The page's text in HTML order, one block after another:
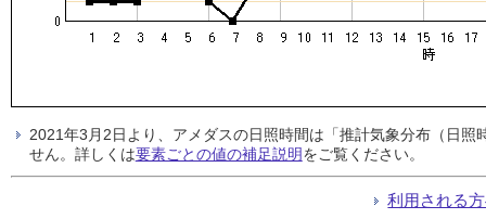
2021年3月2日より、アメダスの日照時間は「推計気象分布（日
せん。詳しくは要素ごとの値の補足説明をご覧ください。
利用される